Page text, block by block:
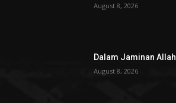
August 8, 2026
Dalam Jaminan Allah
August 8, 2026